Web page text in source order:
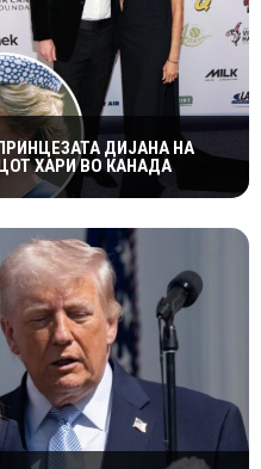
ДИЈАНА НА
ХАРИ ВО КАНАДА